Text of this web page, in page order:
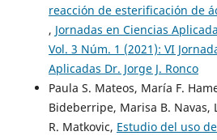
reacción de esterificación de
, Jornadas en Ciencias
Vol. 3 Núm. 1 (2021): VI
Aplicadas Dr. Jorge J. Ronco
Paula S. Mateos, María F.
Bideberripe, Marisa B. Navas,
R. Matkovic, Estudio del uso